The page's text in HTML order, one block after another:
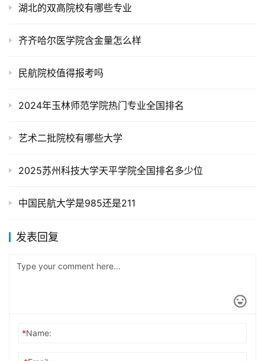
湖北的双高院校有哪些专业
齐齐哈尔医学院含金量怎么样
民航院校值得报考吗
2024年玉林师范学院热门专业全国排名
艺术二批院校有哪些大学
2025苏州科技大学天平学院全国排名多少位
中国民航大学是985还是211
发表回复
*Name: